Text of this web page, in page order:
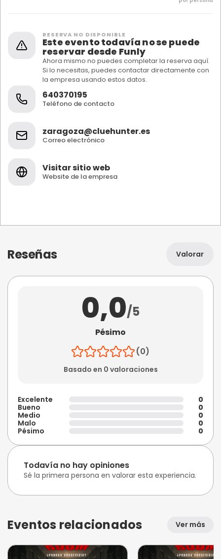
RESERVA NO DISPONIBLE
Este evento todavía no se puede
reservar desde Funly
Ahora mismo no puedes completar la reserva aquí.
Si lo necesitas, puedes contactar directamente con
la empresa usando estos datos.
640370195
Teléfono de contacto
zaragoza@cluehunter.es
Correo electrónico
Visitar sitio web
Website de la empresa
Reseñas Valorar
0,0/5
Pésimo
(0)
Basado en 0 valoraciones
Excelente
0
Bueno
0
Medio
0
Malo
0
Pésimo
0
Todavía no hay opiniones
Sé la primera persona en valorar esta experiencia.
Eventos relacionados Ver más